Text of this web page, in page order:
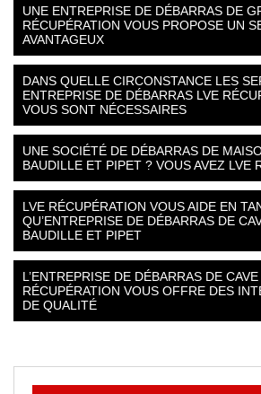
UNE ENTREPRISE DE DÉBARRAS DE
RÉCUPÉRATION VOUS PROPOSE UN
AVANTAGEUX
DANS QUELLE CIRCONSTANCE LES
ENTREPRISE DE DÉBARRAS LVE
VOUS SONT NÉCESSAIRES
UNE SOCIÉTÉ DE DÉBARRAS DE
BAUDILLE ET PIPET ? VOUS AVEZ LVE
LVE RÉCUPÉRATION VOUS AIDE EN
QU’ENTREPRISE DE DÉBARRAS DE
BAUDILLE ET PIPET
L’ENTREPRISE DE DÉBARRAS DE CAVE
RÉCUPÉRATION VOUS OFFRE DES
DE QUALITÉ